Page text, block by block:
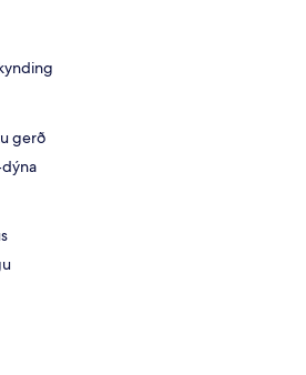
gerð